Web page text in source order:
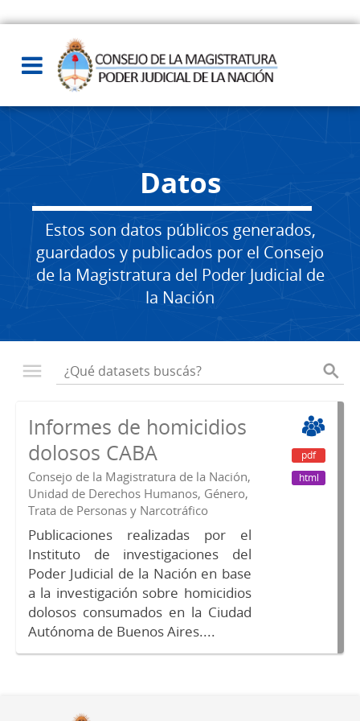
Datos
Estos son datos públicos generados,
guardados y publicados por el Consejo
de la Magistratura del Poder Judicial de
la Nación
Informes de homicidios
dolosos CABA
Consejo de la Magistratura de la Nación,
Unidad de Derechos Humanos, Género,
Trata de Personas y Narcotráfico
Publicaciones realizadas por el
Instituto de investigaciones del
Poder Judicial de la Nación en base
a la investigación sobre homicidios
dolosos consumados en la Ciudad
Autónoma de Buenos Aires....
pdf
html